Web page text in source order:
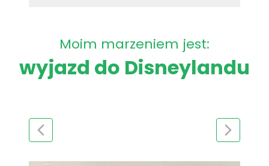
Moim marzeniem jest:
wyjazd do Disneylandu